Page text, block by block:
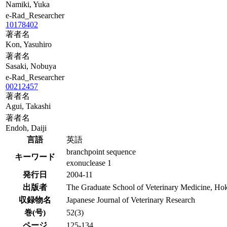
Namiki, Yuka
e-Rad_Researcher
10178402
著者名
Kon, Yasuhiro
著者名
Sasaki, Nobuya
e-Rad_Researcher
00212457
著者名
Agui, Takashi
著者名
Endoh, Daiji
言語
英語
キーワード
branchpoint sequence
exonuclease 1
発行日
2004-11
出版者
The Graduate School of Veterinary Medicine,
収録物名
Japanese Journal of Veterinary Research
巻(号)
52(3)
ページ
125-134